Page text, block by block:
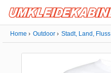
Home Outdoor Stadt, Land, Fluss